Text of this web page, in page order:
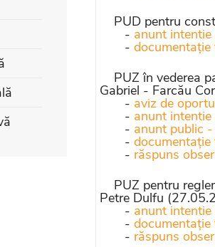
PUD pentru
- anunt
- documentație
PUZ în vederea
Gabriel - Farcău
- aviz de
- anunt
- anunt public
- documentație
- răspuns
PUZ pentru
Petre Dulfu
- anunt
- documentație
- răspuns